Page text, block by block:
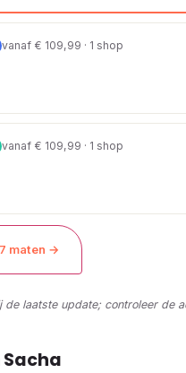
vanaf € 109,99 · 1 shop
vanaf € 109,99 · 1 shop
maten →
de laatste update; controleer de
Sacha